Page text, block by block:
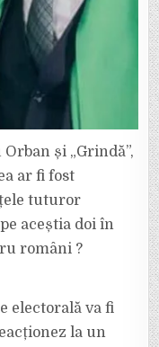
și „Grindă”,
ar fi fost
tuturor
aceștia doi în
români ?
electorală va fi
la un